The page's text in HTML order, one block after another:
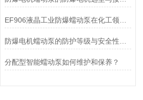
分配型智能蠕动泵如何维护和保养？